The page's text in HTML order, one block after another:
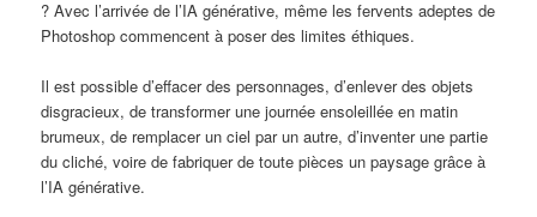
? Avec l’arrivée de l’IA générative, même les fervents adeptes de
Photoshop commencent à poser des limites éthiques.
Il est possible d’effacer des personnages, d’enlever des objets
disgracieux, de transformer une journée ensoleillée en matin
brumeux, de remplacer un ciel par un autre, d’inventer une partie
du cliché, voire de fabriquer de toute pièces un paysage grâce à
l’IA générative.